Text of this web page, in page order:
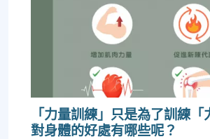
「力量訓練」只是為了訓練「
對身體的好處有哪些呢？